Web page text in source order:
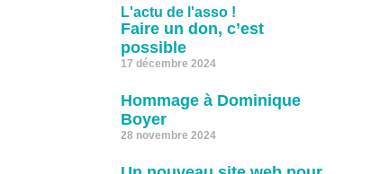
L'actu de l'asso !
Faire un don, c’est
possible
17 décembre 2024
Hommage à Dominique
Boyer
28 novembre 2024